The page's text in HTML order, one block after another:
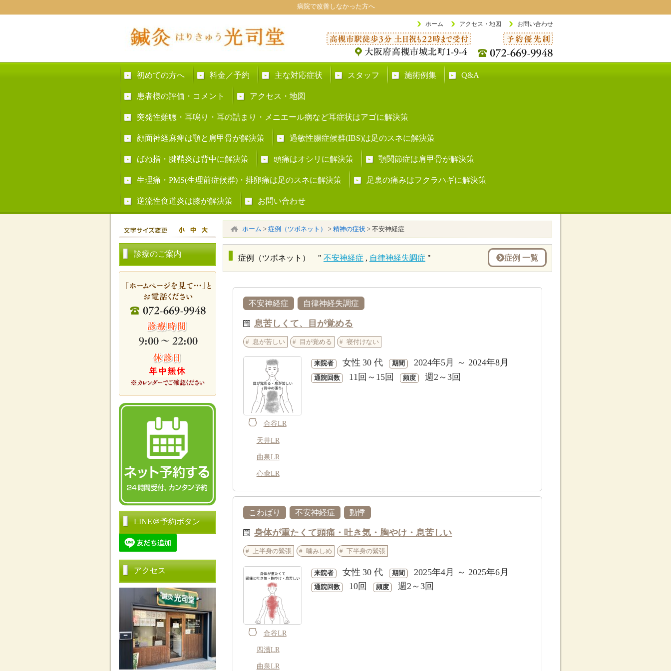
病院で改善しなかった方へ
ホーム アクセス・地図 お問い合わせ
初めての方へ 料金／予約 主な対応症状 スタッフ 施術例集 Q&A
患者様の評価・コメント アクセス・地図
突発性難聴・耳鳴り・耳の詰まり・メニエール病など耳症状はアゴに解決策
顔面神経麻痺は顎と肩甲骨が解決策 過敏性腸症候群(IBS)は足のスネに解決策
ばね指・腱鞘炎は背中に解決策 頭痛はオシリに解決策 顎関節症は肩甲骨が解決策
生理痛・PMS(生理前症候群)・排卵痛は足のスネに解決策 足裏の痛みはフクラハギに解決策
逆流性食道炎は膝が解決策 お問い合わせ
ホーム > 症例（ツボネット） > 精神の症状 > 不安神経症
症例（ツボネット） " 不安神経症 , 自律神経失調症 " 症例 一覧
不安神経症 自律神経失調症
息苦しくて、目が覚める
息が苦しい 目が覚める 寝付けない
合谷LR
天井LR
曲泉LR
心兪LR
来院者 女性 30 代 期間 2024年5月 ～ 2024年8月
通院回数 11回～15回 頻度 週2～3回
こわばり 不安神経症 動悸
身体が重たくて頭痛・吐き気・胸やけ・息苦しい
上半身の緊張 噛みしめ 下半身の緊張
合谷LR
四瀆LR
曲泉LR
来院者 女性 30 代 期間 2025年4月 ～ 2025年6月
通院回数 10回 頻度 週2～3回
診療のご案内
LINE＠予約ボタン
アクセス